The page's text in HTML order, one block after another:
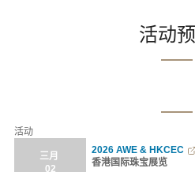
活动
活动
三月
02
2026 AWE & HKCEC
香港国际珠宝展览